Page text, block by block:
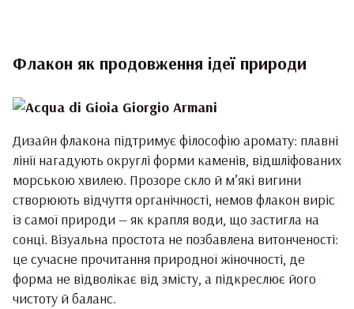
Флакон як продовження ідеї природи
Дизайн флакона підтримує філософію аромату: плавні
лінії нагадують округлі форми каменів, відшліфованих
морською хвилею. Прозоре скло й м’які вигини
створюють відчуття органічності, немов флакон виріс
із самої природи — як крапля води, що застигла на
сонці. Візуальна простота не позбавлена витонченості:
це сучасне прочитання природної жіночності, де
форма не відволікає від змісту, а підкреслює його
чистоту й баланс.